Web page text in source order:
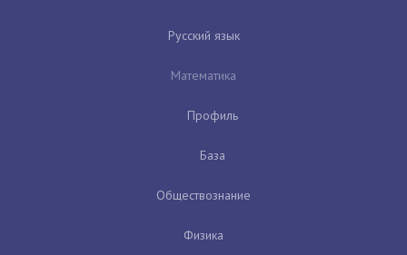
Русский язык
Математика
Профиль
База
Обществознание
Физика